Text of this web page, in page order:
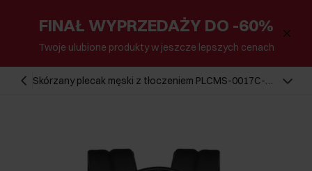
FINAŁ WYPRZEDAŻY DO -60%
Twoje ulubione produkty w jeszcze lepszych cenach
Skórzany plecak męski z tłoczeniem PLCMS-0017C-